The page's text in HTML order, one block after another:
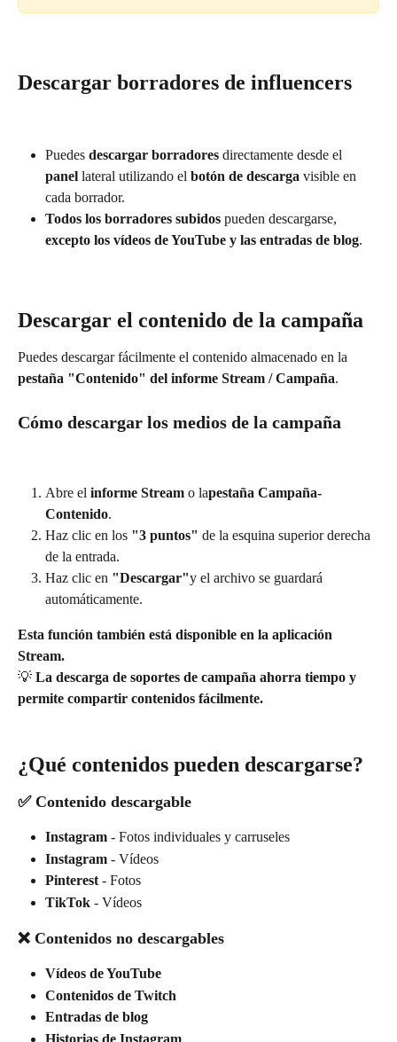
Descargar borradores de influencers
Puedes descargar borradores directamente desde el
panel lateral utilizando el botón de descarga visible en
cada borrador.
Todos los borradores subidos pueden descargarse,
excepto los vídeos de YouTube y las entradas de blog.
Descargar el contenido de la campaña
Puedes descargar fácilmente el contenido almacenado en la
pestaña "Contenido" del informe Stream / Campaña.
Cómo descargar los medios de la campaña
Abre el informe Stream o lapestaña Campaña-
Contenido.
Haz clic en los "3 puntos" de la esquina superior derecha
de la entrada.
Haz clic en "Descargar"y el archivo se guardará
automáticamente.
Esta función también está disponible en la aplicación
Stream.
💡 La descarga de soportes de campaña ahorra tiempo y
permite compartir contenidos fácilmente.
¿Qué contenidos pueden descargarse?
✅ Contenido descargable
Instagram - Fotos individuales y carruseles
Instagram - Vídeos
Pinterest - Fotos
TikTok - Vídeos
❌ Contenidos no descargables
Vídeos de YouTube
Contenidos de Twitch
Entradas de blog
Historias de Instagram